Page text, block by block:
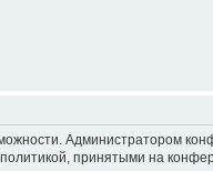
Администратором
принятыми на